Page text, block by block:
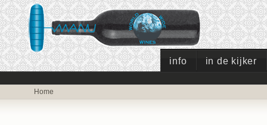
info in de kijker
Home